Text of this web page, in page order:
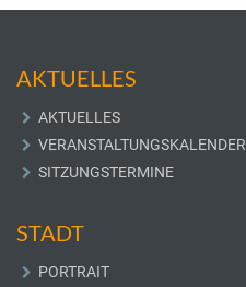
AKTUELLES
AKTUELLES
VERANSTALTUNGSKALENDER
SITZUNGSTERMINE
STADT
PORTRAIT